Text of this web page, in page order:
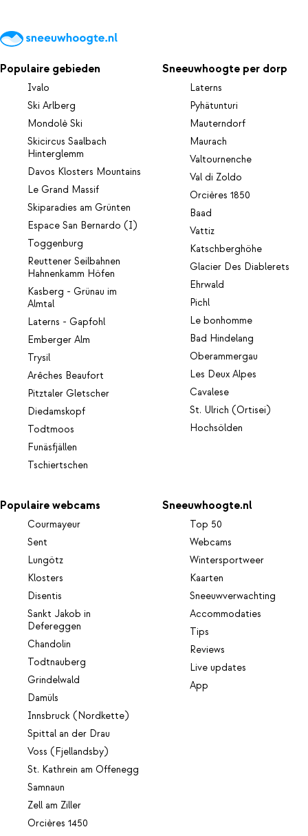
Populaire gebieden
Ivalo
Ski Arlberg
Mondolè Ski
Skicircus Saalbach
Hinterglemm
Davos Klosters Mountains
Le Grand Massif
Skiparadies am Grünten
Espace San Bernardo (I)
Toggenburg
Reuttener Seilbahnen
Hahnenkamm Höfen
Kasberg - Grünau im
Almtal
Laterns - Gapfohl
Emberger Alm
Trysil
Arêches Beaufort
Pitztaler Gletscher
Diedamskopf
Todtmoos
Funäsfjällen
Tschiertschen
Sneeuwhoogte per dorp
Laterns
Pyhätunturi
Mauterndorf
Maurach
Valtournenche
Val di Zoldo
Orcières 1850
Baad
Vattiz
Katschberghöhe
Glacier Des Diablerets
Ehrwald
Pichl
Le bonhomme
Bad Hindelang
Oberammergau
Les Deux Alpes
Cavalese
St. Ulrich (Ortisei)
Hochsölden
Populaire webcams
Courmayeur
Sent
Lungötz
Klosters
Disentis
Sankt Jakob in
Defereggen
Chandolin
Todtnauberg
Grindelwald
Damüls
Innsbruck (Nordkette)
Spittal an der Drau
Voss (Fjellandsby)
St. Kathrein am Offenegg
Samnaun
Zell am Ziller
Orcières 1450
Sneeuwhoogte.nl
Top 50
Webcams
Wintersportweer
Kaarten
Sneeuwverwachting
Accommodaties
Tips
Reviews
Live updates
App